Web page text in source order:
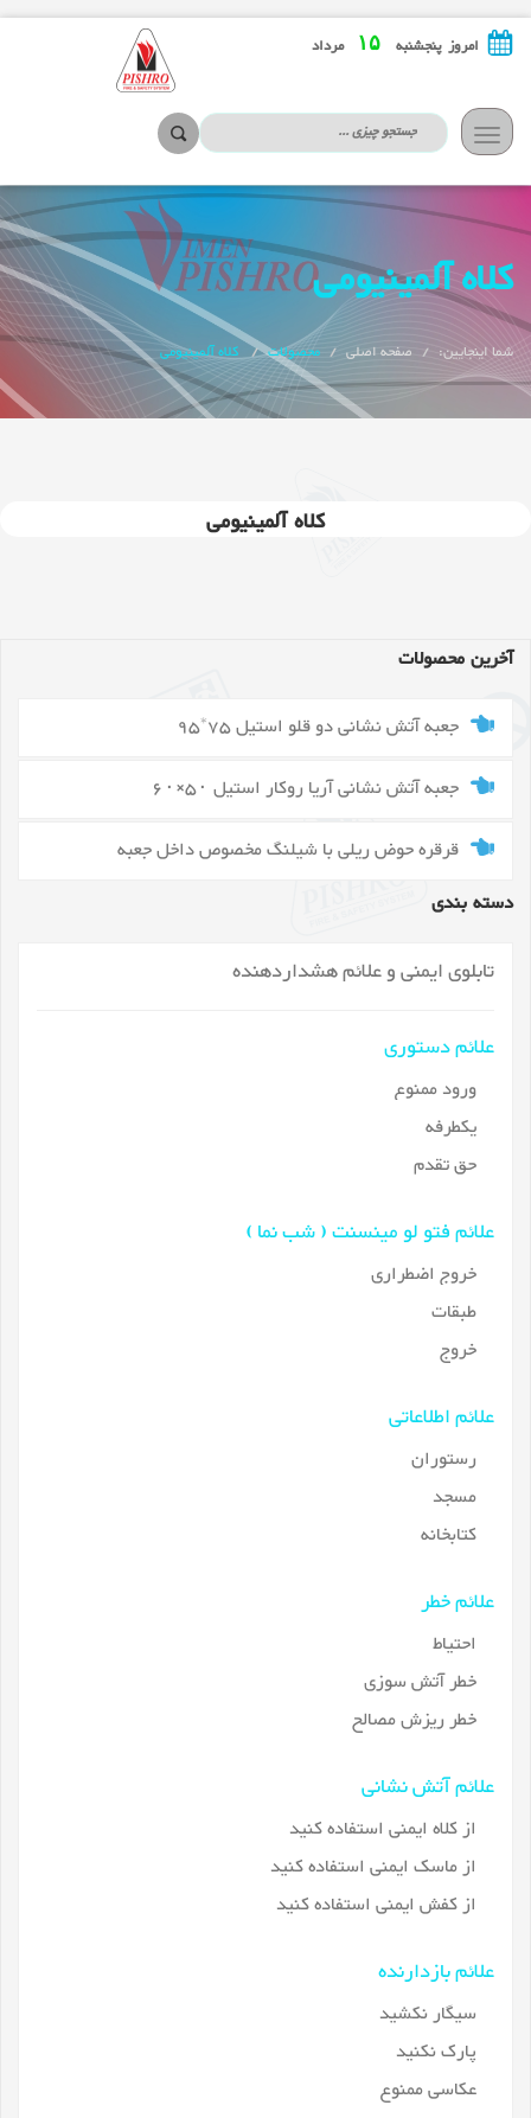
امروز پنجشنبه مرداد
تعویض
ناوبری
کلاه آلمینیومی
شما اینجایین: صفحه اصلی محصولات کلاه آلمینیومی
کلاه آلمینیومی
آخرین محصولات
جعبه آتش نشانی دو قلو استیل 75*95
جعبه آتش نشانی آریا روکار استیل ۵۰×۶۰
قرقره حوض ریلی با شیلنگ مخصوص داخل جعبه
دسته بندی
تابلوی ایمنی و علائم هشداردهنده
علائم دستوری
ورود ممنوع
یکطرفه
حق تقدم
علائم فتو لو مینسنت ( شب نما )
خروج اضطراری
طبقات
خروج
علائم اطلاعاتی
رستوران
مسجد
کتابخانه
علائم خطر
احتیاط
خطر آتش سوزی
خطر ریزش مصالح
علائم آتش نشانی
از کلاه ایمنی استفاده کنید
از ماسک ایمنی استفاده کنید
از کفش ایمنی استفاده کنید
علائم بازدارنده
سیگار نکشید
پارک نکنید
عکاسی ممنوع